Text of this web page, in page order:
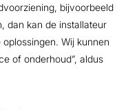
bijvoorbeeld
dan kan de installateur
Wij kunnen
of onderhoud”, aldus